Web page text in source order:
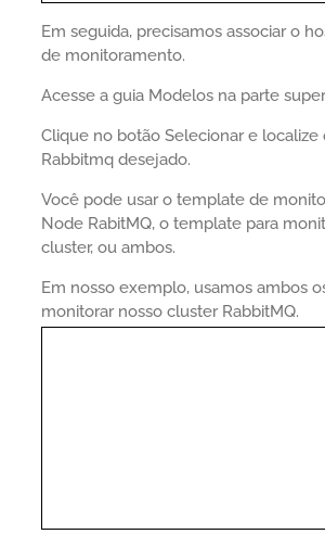
Em seguida, precisamos associar o
de monitoramento.
Acesse a guia Modelos na parte
Clique no botão Selecionar e
Rabbitmq desejado.
Você pode usar o template de
Node RabitMQ, o template para
cluster, ou ambos.
Em nosso exemplo, usamos ambos
monitorar nosso cluster RabbitMQ.